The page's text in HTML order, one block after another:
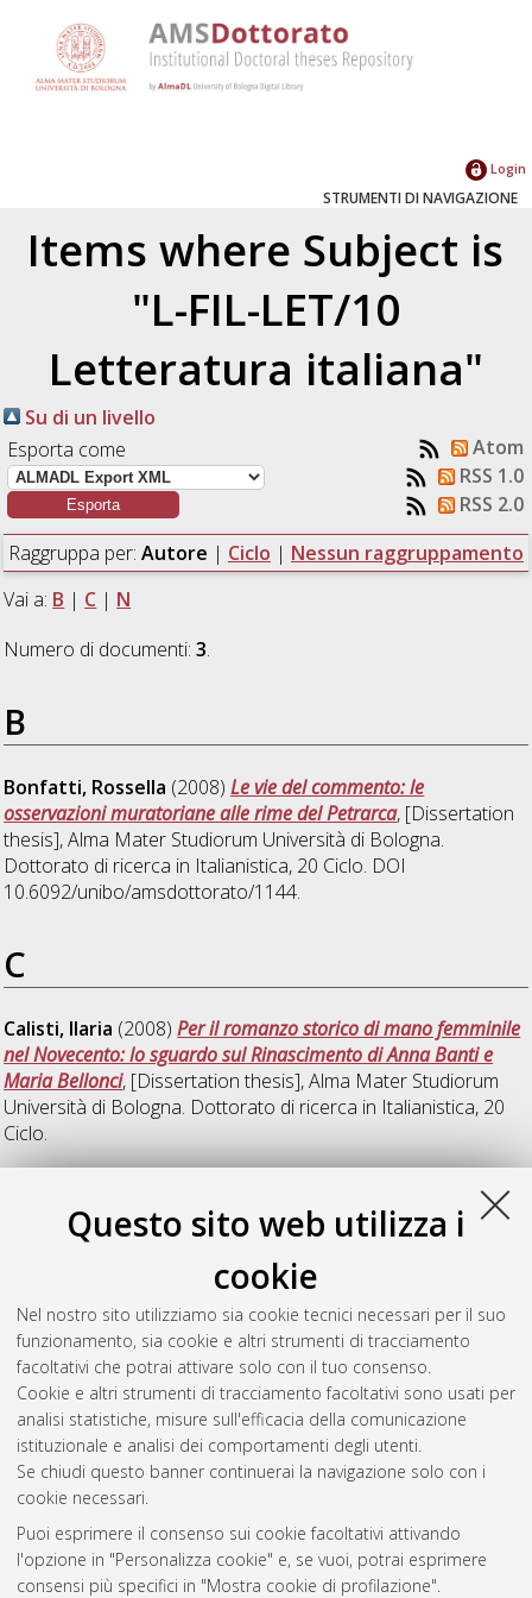
Questo sito web utilizza i
cookie
Nel nostro sito utilizziamo sia cookie tecnici necessari per il suo
funzionamento, sia cookie e altri strumenti di tracciamento
facoltativi che potrai attivare solo con il tuo consenso.
Cookie e altri strumenti di tracciamento facoltativi sono usati per
analisi statistiche, misure sull'efficacia della comunicazione
istituzionale e analisi dei comportamenti degli utenti.
Se chiudi questo banner continuerai la navigazione solo con i
cookie necessari.
Puoi esprimere il consenso sui cookie facoltativi attivando
l'opzione in "Personalizza cookie" e, se vuoi, potrai esprimere
consensi più specifici in "Mostra cookie di profilazione".
Login
STRUMENTI DI NAVIGAZIONE
Items where Subject is
"L-FIL-LET/10
Letteratura italiana"
Su di un livello
Esporta come
Atom
RSS 1.0
RSS 2.0
Raggruppa per: Autore | Ciclo | Nessun raggruppamento
Vai a: B | C | N
Numero di documenti:3.
B
Bonfatti, Rossella (2008)Le vie del commento: le
osservazioni muratoriane alle rime del Petrarca, [Dissertation
thesis], Alma Mater Studiorum Università di Bologna.
Dottorato di ricerca in Italianistica, 20 Ciclo. DOI
10.6092/unibo/amsdottorato/1144.
C
Calisti, Ilaria (2008)Per il romanzo storico di mano femminile
nel Novecento: lo sguardo sul Rinascimento di Anna Banti e
Maria Bellonci, [Dissertation thesis], Alma Mater Studiorum
Università di Bologna. Dottorato di ricerca in Italianistica, 20
Ciclo.
(2008)Giosue Carducci consigliere
comunale: ulteriori indagini , [Dissertation thesis], Alma Mater
Studiorum Università di Bologna. Dottorato di ricerca in
Italianistica, 19 Ciclo. DOI 10.6092/unibo/amsdottorato/873.
Questa lista e' stata generata ilSat Aug 8 20:32:32 2026
Atom
Rss 1.0
Rss 2.0